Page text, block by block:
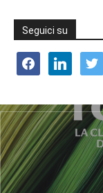
Seguici su
facebooklinkedin twitter